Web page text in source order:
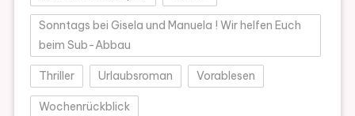
Sonntags bei Gisela und Manuela ! Wir helfen Euch
beim Sub-Abbau
Thriller Urlaubsroman Vorablesen
Wochenrückblick